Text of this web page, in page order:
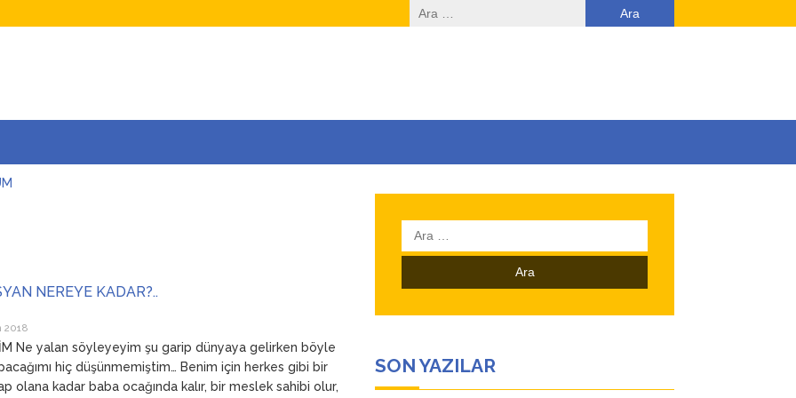
Arama:
NEREYE KADAR?..
2018
Ne yalan söyleyeyim şu garip dünyaya gelirken böyle
hiç düşünmemiştim… Benim için herkes gibi bir
olana kadar baba ocağında kalır, bir meslek sahibi olur,
Arama:
SON YAZILAR